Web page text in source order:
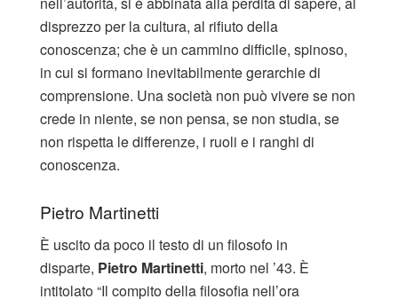
disprezzo per la cultura, al rifiuto della
conoscenza; che è un cammino difficile, spinoso,
in cui si formano inevitabilmente gerarchie di
comprensione. Una società non può vivere se non
crede in niente, se non pensa, se non studia, se
non rispetta le differenze, i ruoli e i ranghi di
conoscenza.
Pietro Martinetti
È uscito da poco il testo di un filosofo in
disparte, Pietro Martinetti, morto nel ’43. È
intitolato “Il compito della filosofia nell’ora